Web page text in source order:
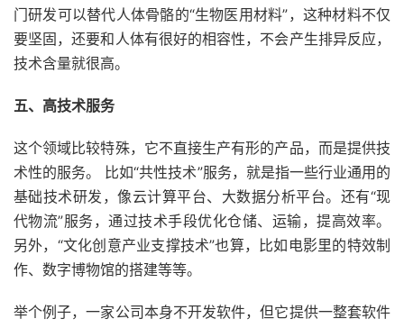
门研发可以替代人体骨骼的“生物医用材料”，这种材料不仅
要坚固，还要和人体有很好的相容性，不会产生排异反应，
技术含量就很高。
五、高技术服务
这个领域比较特殊，它不直接生产有形的产品，而是提供技
术性的服务。 比如“共性技术”服务，就是指一些行业通用的
基础技术研发，像云计算平台、大数据分析平台。还有“现
代物流”服务，通过技术手段优化仓储、运输，提高效率。
另外，“文化创意产业支撑技术”也算，比如电影里的特效制
作、数字博物馆的搭建等等。
举个例子，一家公司本身不开发软件，但它提供一整套软件